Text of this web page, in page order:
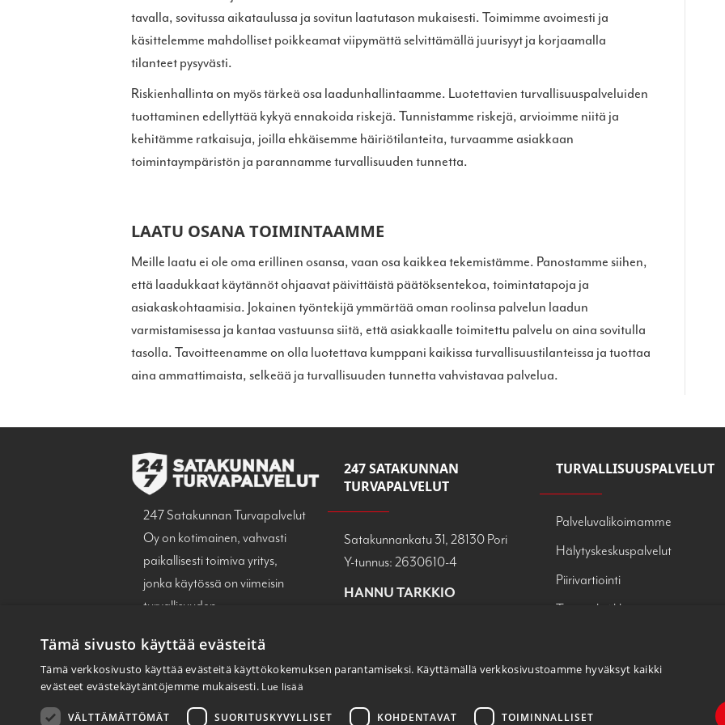
tavalla, sovitussa aikataulussa ja sovitun laatutason mukaisesti. Toimimme avoimesti ja
käsittelemme mahdolliset poikkeamat viipymättä selvittämällä juurisyyt ja korjaamalla
tilanteet pysyvästi.
Riskienhallinta on myös tärkeä osa laadunhallintaamme. Luotettavien turvallisuuspalveluiden
tuottaminen edellyttää kykyä ennakoida riskejä. Tunnistamme riskejä, arvioimme niitä ja
kehitämme ratkaisuja, joilla ehkäisemme häiriötilanteita, turvaamme asiakkaan
toimintaympäristön ja parannamme turvallisuuden tunnetta.
LAATU OSANA TOIMINTAAMME
Meille laatu ei ole oma erillinen osansa, vaan osa kaikkea tekemistämme. Panostamme siihen,
että laadukkaat käytännöt ohjaavat päivittäistä päätöksentekoa, toimintatapoja ja
asiakaskohtaamisia. Jokainen työntekijä ymmärtää oman roolinsa palvelun laadun
varmistamisessa ja kantaa vastuunsa siitä, että asiakkaalle toimitettu palvelu on aina sovitulla
tasolla. Tavoitteenamme on olla luotettava kumppani kaikissa turvallisuustilanteissa ja tuottaa
aina ammattimaista, selkeää ja turvallisuuden tunnetta vahvistavaa palvelua.
247 Satakunnan Turvapalvelut
Oy on kotimainen, vahvasti
paikallisesti toimiva yritys,
jonka käytössä on viimeisin
turvallisuuden
tehokas päivystävä
asiakaspalvelu.
Ota yhteyttä ja kysy lisää!
247 SATAKUNNAN
TURVAPALVELUT
Satakunnankatu 31, 28130 Pori
Y-tunnus: 2630610-4
HANNU TARKKIO
SANNA LAPPALAINEN
040 719 7160
TURVALLISUUSPALVELUT
Palveluvalikoimamme
Hälytyskeskuspalvelut
Piirivartiointi
Turvatekniikka
Vastaanottopalvelut
Tämä sivusto käyttää evästeitä
Tämä verkkosivusto käyttää evästeitä käyttökokemuksen parantamiseksi. Käyttämällä verkkosivustoamme hyväksyt kaikki
evästeet evästekäytäntöjemme mukaisesti. Lue lisää
VÄLTTÄMÄTTÖMÄT SUORITUSKYVYLLISET KOHDENTAVAT TOIMINNALLISET